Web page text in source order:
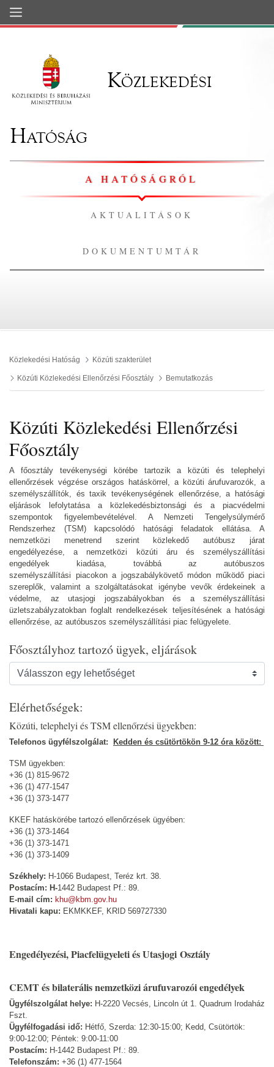
Ugrás a fő tartalomhoz
Közlekedési
Hatóság
A HATÓSÁGRÓL
AKTUALITÁSOK
DOKUMENTUMTÁR
Közlekedési Hatóság Közúti szakterület
Közúti Közlekedési Ellenőrzési Főosztály Bemutatkozás
Közúti Közlekedési Ellenőrzési
Főosztály
A főosztály tevékenységi körébe tartozik a közúti és telephelyi
ellenőrzések végzése országos hatáskörrel, a közúti árufuvarozók, a
személyszállítók, és taxik tevékenységének ellenőrzése, a hatósági
eljárások lefolytatása a közlekedésbiztonsági és a piacvédelmi
szempontok figyelembevételével. A Nemzeti Tengelysúlymérő
Rendszerhez (TSM) kapcsolódó hatósági feladatok ellátása. A
nemzetközi menetrend szerint közlekedő autóbusz járat
engedélyezése, a nemzetközi közúti áru és személyszállítási
engedélyek kiadása, továbbá az autóbuszos
személyszállítási piacokon a jogszabálykövető módon működő piaci
szereplők, valamint a szolgáltatásokat igénybe vevők érdekeinek a
védelme, az utasjogi jogszabályokban és a személyszállítási
üzletszabályzatokban foglalt rendelkezések teljesítésének a hatósági
ellenőrzése, az autóbuszos személyszállítási piac felügyelete.
Főosztályhoz tartozó ügyek, eljárások
Elérhetőségek:
Közúti, telephelyi és TSM ellenőrzési ügyekben:
Telefonos ügyfélszolgálat: Kedden és csütörtökön 9-12 óra között:
TSM ügyekben:
+36 (1) 815-9672
+36 (1) 477-1547
+36 (1) 373-1477
KKEF hatáskörébe tartozó ellenőrzések ügyében:
+36 (1) 373-1464
+36 (1) 373-1471
+36 (1) 373-1409
Székhely: H-1066 Budapest, Teréz krt. 38.
Postacím: H-1442 Budapest Pf.: 89.
E-mail cím: khu@kbm.gov.hu
Hivatali kapu: EKMKKEF, KRID 569727330
Engedélyezési, Piacfelügyeleti és Utasjogi Osztály
CEMT és bilaterális nemzetközi árufuvarozói engedélyek
Ügyfélszolgálat helye: H-2220 Vecsés, Lincoln út 1. Quadrum Irodaház
Fszt.
Ügyfélfogadási idő: Hétfő, Szerda: 12:30-15:00; Kedd, Csütörtök:
9:00-12:00; Péntek: 9:00-11:00
Postacím: H-1442 Budapest Pf.: 89.
Telefonszám: +36 (1) 477-1564